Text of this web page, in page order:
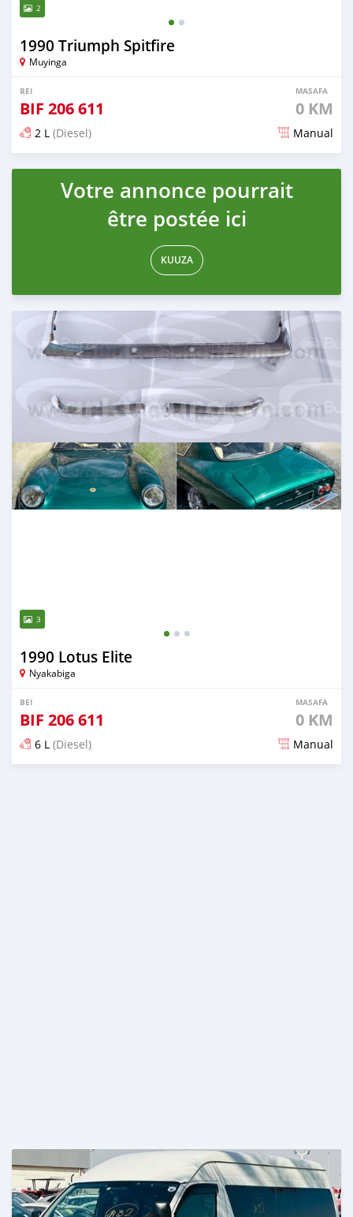
2
1990 Triumph Spitfire
Muyinga
BEI
BIF 206 611
MASAFA
0 KM
2 L (Diesel) Manual
Ilitangazwa siku 19 iliopita
Votre annonce pourrait
être postée ici
KUUZA
3
1990 Lotus Elite
Nyakabiga
BEI
BIF 206 611
MASAFA
0 KM
6 L (Diesel) Manual